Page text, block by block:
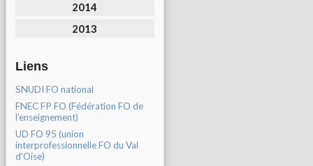
2014
2013
Liens
SNUDI FO national
FNEC FP FO (Fédération FO de
l'enseignement)
UD FO 95 (union
interprofessionnelle FO du Val
d'Oise)